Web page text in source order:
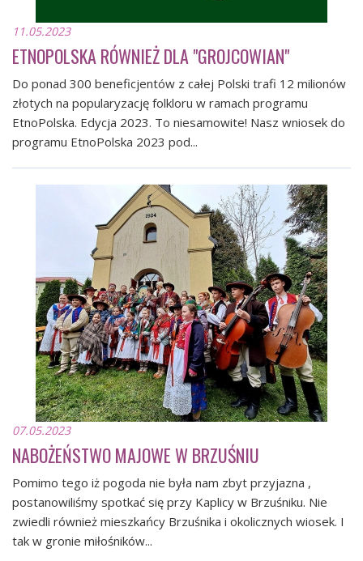
11.05.2023
ETNOPOLSKA RÓWNIEŻ DLA "GROJCOWIAN"
Do ponad 300 beneficjentów z całej Polski trafi 12 milionów
złotych na popularyzację folkloru w ramach programu
EtnoPolska. Edycja 2023. To niesamowite! Nasz wniosek do
programu EtnoPolska 2023 pod...
07.05.2023
NABOŻEŃSTWO MAJOWE W BRZUŚNIU
Pomimo tego iż pogoda nie była nam zbyt przyjazna ,
postanowiliśmy spotkać się przy Kaplicy w Brzuśniku. Nie
zwiedli również mieszkańcy Brzuśnika i okolicznych wiosek. I
tak w gronie miłośników...